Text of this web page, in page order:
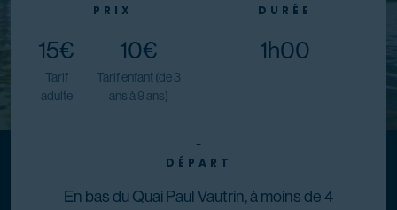
PRIX
15€
Tarif
adulte
10€
Tarif enfant (de 3
ans à 9 ans)
DURÉE
1h00
-
DÉPART
En bas du Quai Paul Vautrin, à moins de 4